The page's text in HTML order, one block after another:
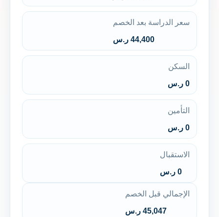
سعر الدراسة بعد الخصم
44,400 ر.س
السكن
0 ر.س
التأمين
0 ر.س
الاستقبال
0 ر.س
الإجمالي قبل الخصم
45,047 ر.س